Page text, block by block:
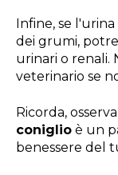
Infine, se
dei grumi,
urinari o renali.
veterinario se
Ricorda,
coniglio è un
benessere del